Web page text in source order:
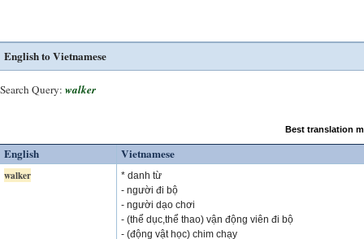
English to Vietnamese
Search Query: walker
Best translation
English Vietnamese
walker
* danh từ
- người đi bộ
- người dạo chơi
- (thể dục,thể thao) vận động viên đi bộ
- (động vật học) chim chạy